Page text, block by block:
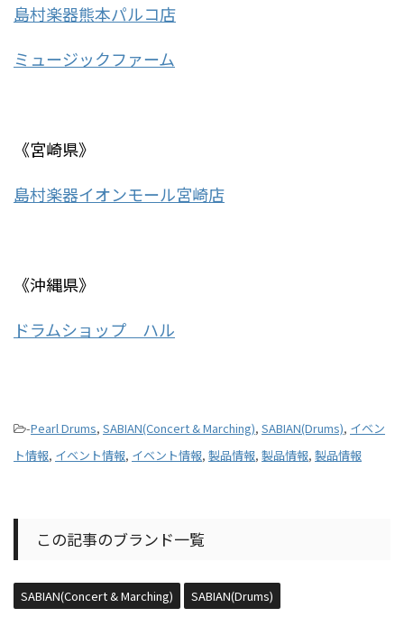
島村楽器熊本パルコ店
ミュージックファーム
《宮崎県》
島村楽器イオンモール宮崎店
《沖縄県》
ドラムショップ ハル
-Pearl Drums, SABIAN(Concert & Marching), SABIAN(Drums), イベン
ト情報, イベント情報, イベント情報, 製品情報, 製品情報, 製品情報
この記事のブランド一覧
SABIAN(Concert & Marching) SABIAN(Drums)